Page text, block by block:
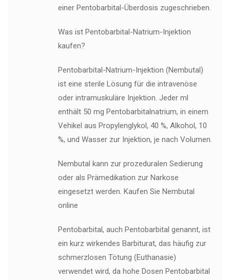
einer Pentobarbital-Überdosis zugeschrieben.
Was ist Pentobarbital-Natrium-Injektion
kaufen?
Pentobarbital-Natrium-Injektion (Nembutal)
ist eine sterile Lösung für die intravenöse
oder intramuskuläre Injektion. Jeder ml
enthält 50 mg Pentobarbitalnatrium, in einem
Vehikel aus Propylenglykol, 40 %, Alkohol, 10
%, und Wasser zur Injektion, je nach Volumen.
Nembutal kann zur prozeduralen Sedierung
oder als Prämedikation zur Narkose
eingesetzt werden. Kaufen Sie Nembutal
online
Pentobarbital, auch Pentobarbital genannt, ist
ein kurz wirkendes Barbiturat, das häufig zur
schmerzlosen Tötung (Euthanasie)
verwendet wird, da hohe Dosen Pentobarbital